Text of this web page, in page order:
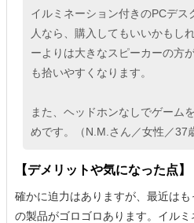
イルミネーション付きのPCデス
人なら、購入してもいいかもし
ーよりは大きなスピーカーの方
も拾いやすくなります。
また、ヘッドホンなしでゲーム
めです。（N.M.さん／女性／37
【デメリットや気になった点】
確かに迫力はありますが、最近は
の製品がゴロゴロあります。イル